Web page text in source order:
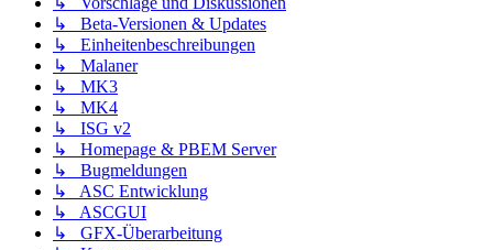
↳ Beta-Versionen & Updates
↳ Einheitenbeschreibungen
↳ Malaner
↳ MK3
↳ MK4
↳ ISG v2
↳ Homepage & PBEM Server
↳ Bugmeldungen
↳ ASC Entwicklung
↳ ASCGUI
↳ GFX-Überarbeitung